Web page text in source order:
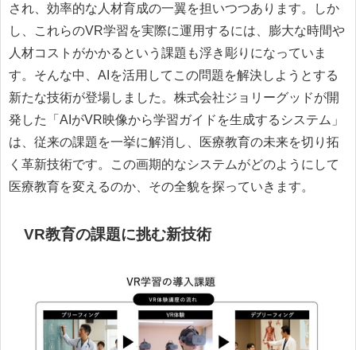
され、効率的な人材育成の一翼を担いつつあります。しか
し、これらのVR学習を実際に運用するには、膨大な時間や
人材コストがかかるという課題も浮き彫りになっていま
す。そんな中、AIを活用してこの問題を解決しようとする
新たな技術が登場しました。株式会社ジョリーグッドが開
発した「AIがVR映像から学習ガイドを生成するシステム」
は、従来の課題を一挙に解消し、医療教育の未来を切り拓
く革新技術です。この画期的なシステムがどのようにして
医療教育を変えるのか、その全貌を探っていきます。
VR教育の課題に挑む新技術